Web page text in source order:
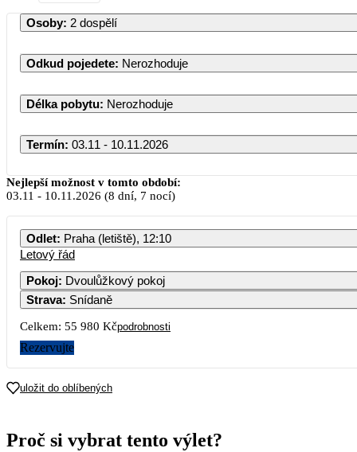
Osoby: 2 dospělí
Odkud pojedete: Nerozhoduje
Délka pobytu: Nerozhoduje
Termín: 03.11 - 10.11.2026
Nejlepší možnost v tomto období:
03.11 - 10.11.2026 (8 dní, 7 nocí)
Odlet: Praha (letiště), 12:10
Letový řád
Pokoj: Dvoulůžkový pokoj
Strava: Snídaně
Celkem: 55 980 Kčpodrobnosti
Rezervujte
uložit do oblíbených
Proč si vybrat tento výlet?